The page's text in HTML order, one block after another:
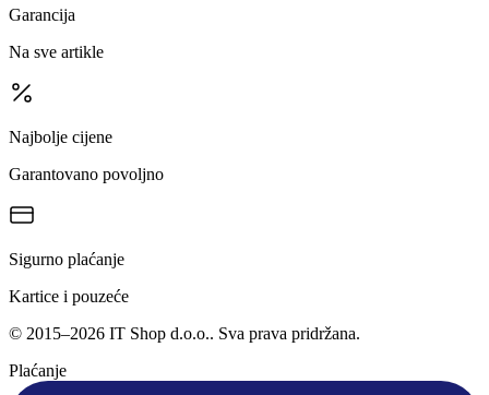
Garancija
Na sve artikle
Najbolje cijene
Garantovano povoljno
Sigurno plaćanje
Kartice i pouzeće
© 2015–2026 IT Shop d.o.o.. Sva prava pridržana.
Plaćanje